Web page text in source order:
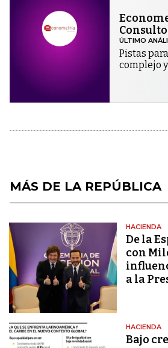
ÚLTIMO
Pistas
complejo
MÁS DE LA REPÚBLICA
HACIENDA
De la
con
a la
HACIENDA
Bajo